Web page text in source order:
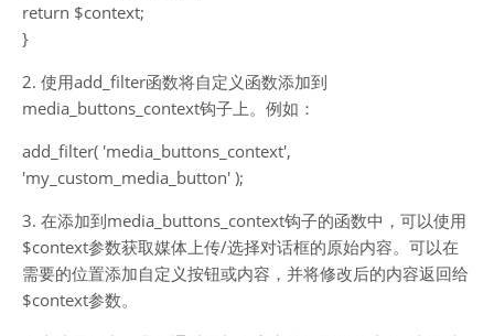
return $context;
}
2. 使用add_filter函数将自定义函数添加到
media_buttons_context钩子上。例如：
add_filter( 'media_buttons_context',
'my_custom_media_button' );
3. 在添加到media_buttons_context钩子的函数中，可以使用
$context参数获取媒体上传/选择对话框的原始内容。可以在
需要的位置添加自定义按钮或内容，并将修改后的内容返回给
$context参数。